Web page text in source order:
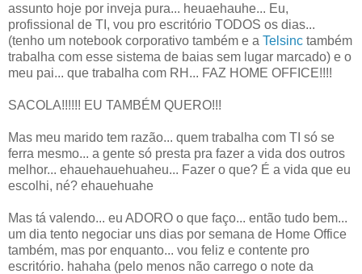
assunto hoje por inveja pura... heuaehauhe... Eu,
profissional de TI, vou pro escritório TODOS os dias...
(tenho um notebook corporativo também e a Telsinc também
trabalha com esse sistema de baias sem lugar marcado) e o
meu pai... que trabalha com RH... FAZ HOME OFFICE!!!!
SACOLA!!!!!! EU TAMBÉM QUERO!!!
Mas meu marido tem razão... quem trabalha com TI só se
ferra mesmo... a gente só presta pra fazer a vida dos outros
melhor... ehauehauehuaheu... Fazer o que? É a vida que eu
escolhi, né? ehauehuahe
Mas tá valendo... eu ADORO o que faço... então tudo bem...
um dia tento negociar uns dias por semana de Home Office
também, mas por enquanto... vou feliz e contente pro
escritório. hahaha (pelo menos não carrego o note da